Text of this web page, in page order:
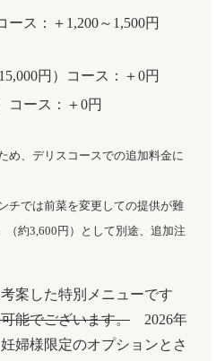
ース：＋1,200～1,500円
円）コース：＋0円
コース：＋0円
め、デリスコースでの追加料金に
では前菜を変更しての提供が難
（約3,600円）として別途、追加注
案した特別メニューです
能でございます。 2026年
婦様限定のオプションとさ